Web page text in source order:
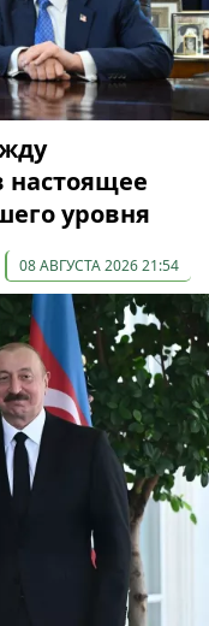
уровня
08 АВГУСТА 2026 21:54